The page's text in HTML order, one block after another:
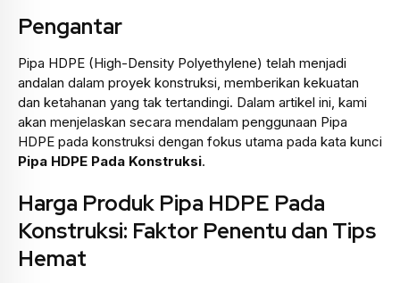
Pengantar
Pipa HDPE (High-Density Polyethylene) telah menjadi
andalan dalam proyek konstruksi, memberikan kekuatan
dan ketahanan yang tak tertandingi. Dalam artikel ini, kami
akan menjelaskan secara mendalam penggunaan Pipa
HDPE pada konstruksi dengan fokus utama pada kata kunci
Pipa HDPE Pada Konstruksi.
Harga Produk Pipa HDPE Pada
Konstruksi: Faktor Penentu dan Tips
Hemat